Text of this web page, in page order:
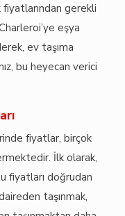
fiyatlarından gerekli
eşya
ev taşıma
bu heyecan verici
fiyatlar, birçok
İlk olarak,
fiyatları doğrudan
taşınmak,